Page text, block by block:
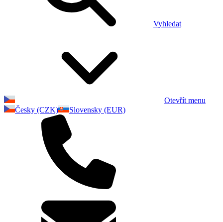
Vyhledat
Otevřít menu
Česky (CZK)
Slovensky (EUR)